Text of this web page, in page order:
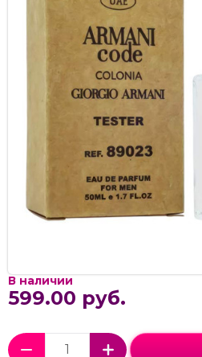
В наличии
599.00 руб.